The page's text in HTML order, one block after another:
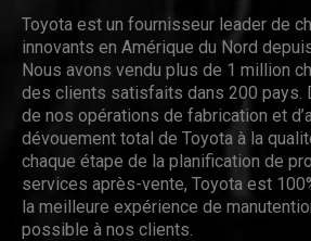
Toyota est un fournisseur leader de
innovants en Amérique du Nord
Nous avons vendu plus de 1 million
des clients satisfaits dans 200 pays.
de nos opérations de fabrication et
dévouement total de Toyota à la
chaque étape de la planification de
services après-vente, Toyota est
la meilleure expérience de
possible à nos clients.